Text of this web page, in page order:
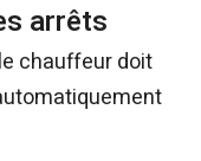
arrêts
chauffeur doit